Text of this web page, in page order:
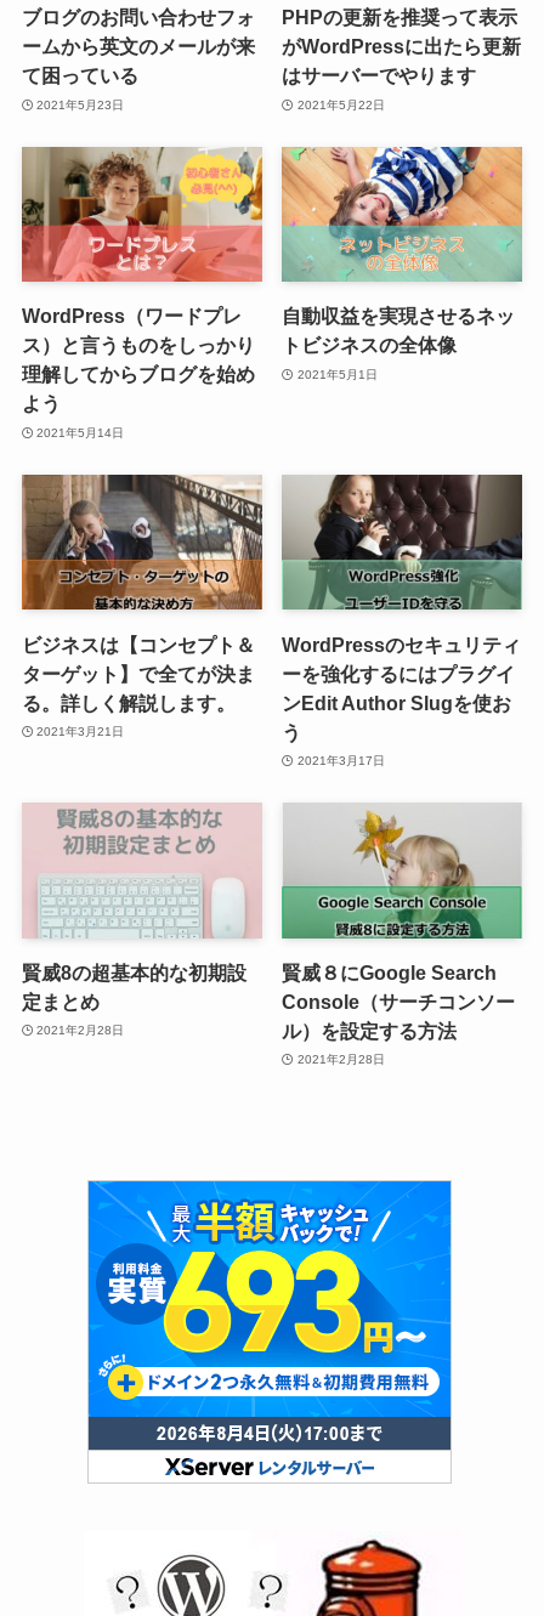
ブログのお問い合わせフォ
ームから英文のメールが来
て困っている
2021年5月23日
PHPの更新を推奨って表示
がWordPressに出たら更新
はサーバーでやります
2021年5月22日
WordPress（ワードプレ
ス）と言うものをしっかり
理解してからブログを始め
よう
2021年5月14日
自動収益を実現させるネッ
トビジネスの全体像
2021年5月1日
ビジネスは【コンセプト＆
ターゲット】で全てが決ま
る。詳しく解説します。
2021年3月21日
WordPressのセキュリティ
ーを強化するにはプラグイ
ンEdit Author Slugを使お
う
2021年3月17日
賢威8の超基本的な初期設
定まとめ
2021年2月28日
賢威８にGoogle Search
Console（サーチコンソー
ル）を設定する方法
2021年2月28日